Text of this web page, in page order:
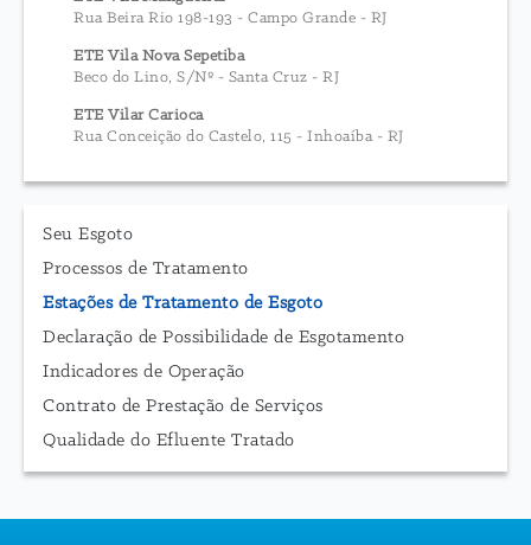
Rua Beira Rio 198-193 - Campo Grande - RJ
ETE Vila Nova Sepetiba
Beco do Lino, S/Nº - Santa Cruz - RJ
ETE Vilar Carioca
Rua Conceição do Castelo, 115 - Inhoaíba - RJ
Seu Esgoto
Processos de Tratamento
Estações de Tratamento de Esgoto
Declaração de Possibilidade de Esgotamento
Indicadores de Operação
Contrato de Prestação de Serviços
Qualidade do Efluente Tratado